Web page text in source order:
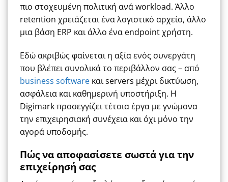
πιο στοχευμένη πολιτική ανά workload. Άλλο
retention χρειάζεται ένα λογιστικό αρχείο, άλλο
μια βάση ERP και άλλο ένα endpoint χρήστη.
Εδώ ακριβώς φαίνεται η αξία ενός συνεργάτη
που βλέπει συνολικά το περιβάλλον σας – από
business software και servers μέχρι δικτύωση,
ασφάλεια και καθημερινή υποστήριξη. Η
Digimark προσεγγίζει τέτοια έργα με γνώμονα
την επιχειρησιακή συνέχεια και όχι μόνο την
αγορά υποδομής.
Πώς να αποφασίσετε σωστά για την
επιχείρησή σας